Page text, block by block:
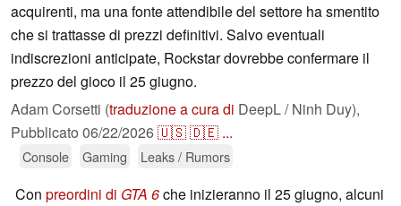
acquirenti, ma una fonte attendibile del settore ha smentito
che si trattasse di prezzi definitivi. Salvo eventuali
indiscrezioni anticipate, Rockstar dovrebbe confermare il
prezzo del gioco il 25 giugno.
Adam Corsetti (traduzione a cura di DeepL / Ninh Duy),
Pubblicato 06/22/2026🇺🇸🇩🇪 ...
Console Gaming Leaks / Rumors
Con preordini di GTA 6che inizieranno il 25 giugno, alcuni